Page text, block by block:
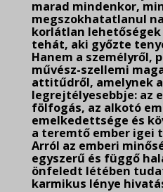
marad mindenkor,
megszokhatatlanul
korlátlan
tehát, aki győzte
Hanem a személyről,
művész-szellemi
attitűdről, amelynek
legrejtélyesebbje: az
fölfogás, az alkotó
emelkedettsége és
a teremtő ember igei
Arról az emberi
egyszerű és függő
önfeledt létében
karmikus lénye